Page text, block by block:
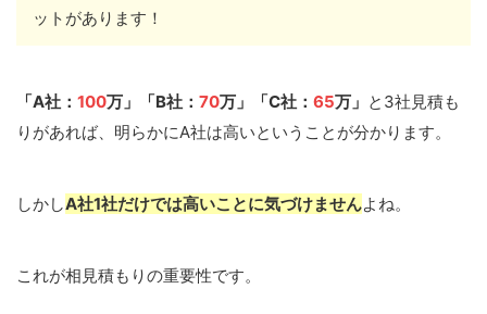
ットがあります！
「A社： 100万」「B社： 70万」「C社： 65万」 と3社見積も
りがあれば、明らかにA社は高いということが分かります。
しかしA社1社だけでは高いことに気づけませんよね。
これが相見積もりの重要性です。